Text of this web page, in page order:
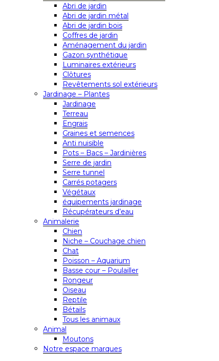
Abri de jardin
Abri de jardin métal
Abri de jardin bois
Coffres de jardin
Aménagement du jardin
Gazon synthétique
Luminaires extérieurs
Clôtures
Revêtements sol extérieurs
Jardinage – Plantes
Jardinage
Terreau
Engrais
Graines et semences
Anti nuisible
Pots – Bacs – Jardinières
Serre de jardin
Serre tunnel
Carrés potagers
Végétaux
équipements jardinage
Récupérateurs d’eau
Animalerie
Chien
Niche – Couchage chien
Chat
Poisson – Aquarium
Basse cour – Poulailler
Rongeur
Oiseau
Reptile
Bétails
Tous les animaux
Animal
Moutons
Notre espace marques